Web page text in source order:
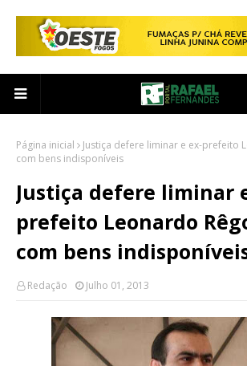
Página inicial
Justiça defere liminar e ex-prefeito
com bens indisponíveis
Justiça defere liminar
prefeito Leonardo
com bens
Redação Julho 01, 2013